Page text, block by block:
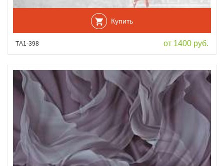
Купить
ТА1-398 от 1400 руб.